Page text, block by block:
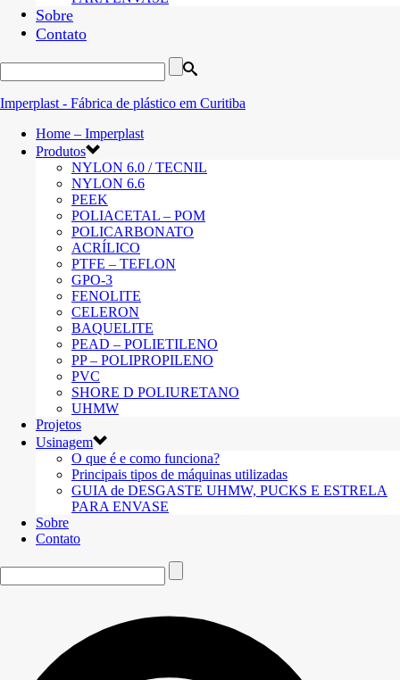
Sobre
Contato
Home – Imperplast
Produtos
NYLON 6.0 / TECNIL
NYLON 6.6
PEEK
POLIACETAL – POM
POLICARBONATO
ACRÍLICO
PTFE – TEFLON
GPO-3
FENOLITE
CELERON
BAQUELITE
PEAD – POLIETILENO
PP – POLIPROPILENO
PVC
SHORE D POLIURETANO
UHMW
Projetos
Usinagem
O que é e como funciona?
Principais tipos de máquinas utilizadas
GUIA de DESGASTE UHMW, PUCKS E ESTRELA
PARA ENVASE
Sobre
Contato